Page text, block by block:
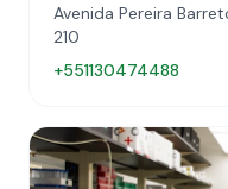
Avenida Pereira
210
+551130474488